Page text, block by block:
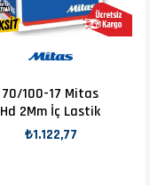
70/100-17 Mitas
Hd 2Mm İç Lastik
₺1.122,77